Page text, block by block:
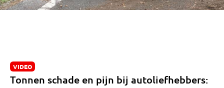
VIDEO
Tonnen schade en pijn bij autoliefhebbers: